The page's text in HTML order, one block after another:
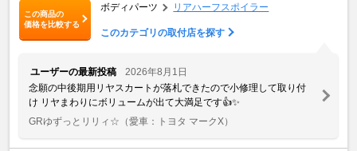
この商品の
価格を比較する
ボディパーツ リアハーフスポイラー
このカテゴリの取付店を探す
ユーザーの最新投稿
2026年8月1日
念願の中後期用リヤスカートが落札できたので小修理して取り付
け リヤまわりにボリュームが出て大満足です👍️✨
GRゆずっとリリィ☆ （愛車：トヨタ マークX）